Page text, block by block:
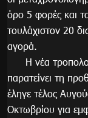
όρο 5 φορές και
τουλάχιστον 20
αγορά.
H νέα
παρατείνει τη
έληγε τέλος
Οκτωβρίου για